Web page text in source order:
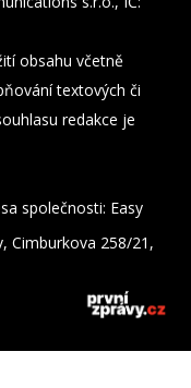
obsahu včetně
textových či
redakce je
společnosti: Easy
Cimburkova 258/21,